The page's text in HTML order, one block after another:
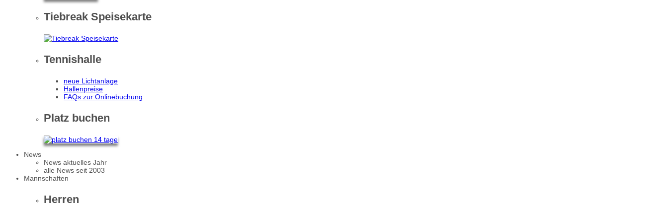
Tiebreak Speisekarte
Tennishalle
neue Lichtanlage
Hallenpreise
FAQs zur Onlinebuchung
Platz buchen
News
News aktuelles Jahr
alle News seit 2003
Mannschaften
Herren